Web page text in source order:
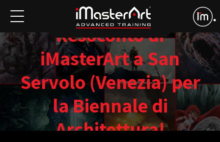
Resoconto di
iMasterArt a San
Servolo (Venezia) per
la Biennale di
Architettura!